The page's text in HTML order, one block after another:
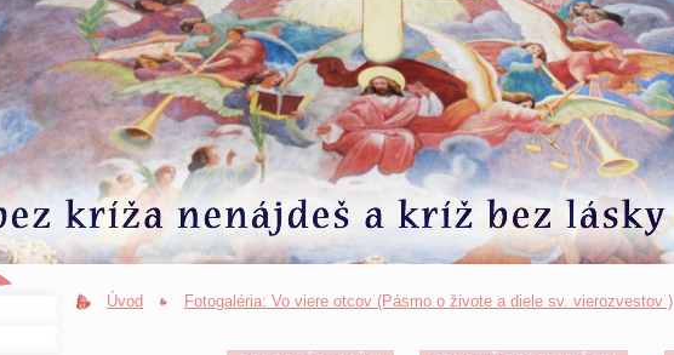
Úvod Fotogaléria: Vo viere otcov (Pásmo o živote a diele sv. vierozvestov )